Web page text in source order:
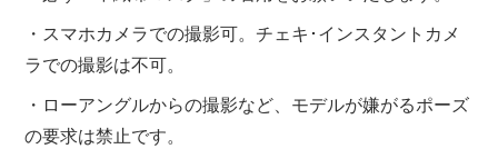
・スマホカメラでの撮影可。チェキ･インスタントカメ
ラでの撮影は不可。
・ローアングルからの撮影など、モデルが嫌がるポーズ
の要求は禁止です。